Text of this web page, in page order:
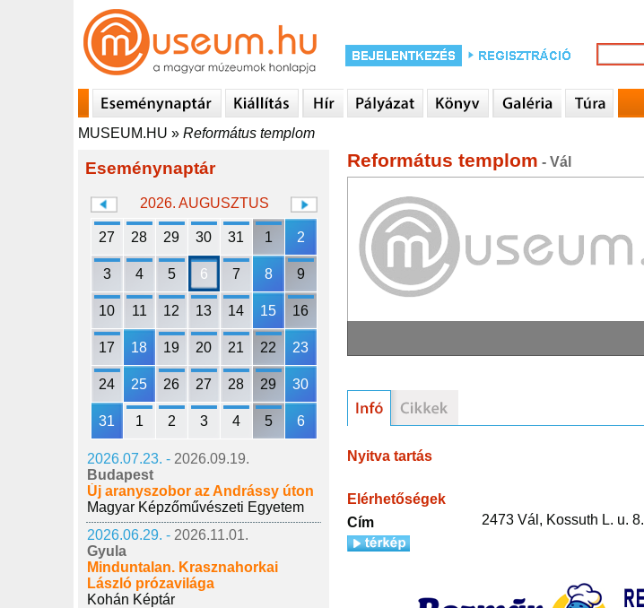
MUSEUM.HU » Református templom
Eseménynaptár
2026. AUGUSZTUS
27 28 29 30 31 1 2
3 4 5 6 7 8 9
10 11 12 13 14 15 16
17 18 19 20 21 22 23
24 25 26 27 28 29 30
31 1 2 3 4 5 6
2026.07.23. - 2026.09.19.
Budapest
Új aranyszobor az Andrássy úton
Magyar Képzőművészeti Egyetem
2026.06.29. - 2026.11.01.
Gyula
Minduntalan. Krasznahorkai
László prózavilága
Kohán Képtár
Református templom - Vál
Nyitva tartás
Elérhetőségek
Cím
2473 Vál, Kossuth L. u. 8.